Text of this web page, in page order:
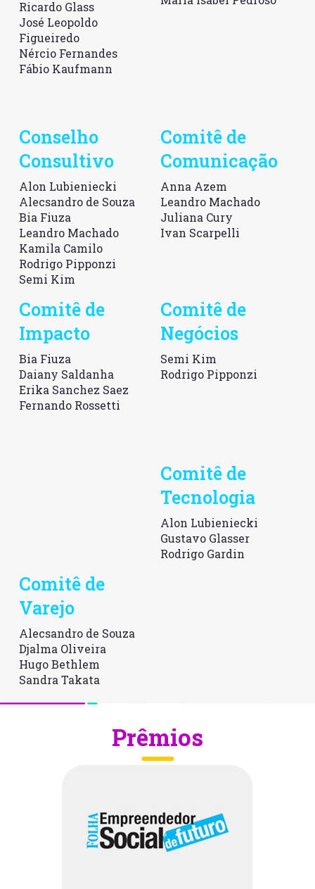
Ricardo Glass
José Leopoldo
Figueiredo
Nércio Fernandes
Fábio Kaufmann
Conselho
Consultivo
Alon Lubieniecki
Alecsandro de Souza
Bia Fiuza
Leandro Machado
Kamila Camilo
Rodrigo Pipponzi
Semi Kim
Comitê de
Comunicação
Anna Azem
Leandro Machado
Juliana Cury
Ivan Scarpelli
Comitê de
Impacto
Bia Fiuza
Daiany Saldanha
Erika Sanchez Saez
Fernando Rossetti
Comitê de
Negócios
Semi Kim
Rodrigo Pipponzi
Comitê de
Tecnologia
Alon Lubieniecki
Gustavo Glasser
Rodrigo Gardin
Comitê de
Varejo
Alecsandro de Souza
Djalma Oliveira
Hugo Bethlem
Sandra Takata
Prêmios